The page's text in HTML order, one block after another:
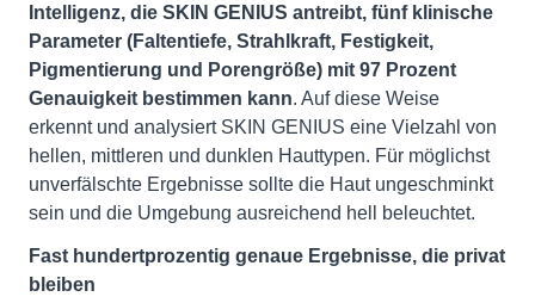
Intelligenz, die SKIN GENIUS antreibt, fünf klinische
Parameter (Faltentiefe, Strahlkraft, Festigkeit,
Pigmentierung und Porengröße) mit 97 Prozent
Genauigkeit bestimmen kann. Auf diese Weise
erkennt und analysiert SKIN GENIUS eine Vielzahl von
hellen, mittleren und dunklen Hauttypen. Für möglichst
unverfälschte Ergebnisse sollte die Haut ungeschminkt
sein und die Umgebung ausreichend hell beleuchtet.
Fast hundertprozentig genaue Ergebnisse, die privat
bleiben